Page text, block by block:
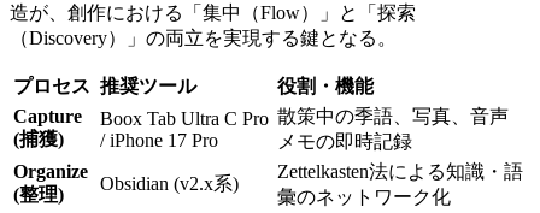
造が、創作における「集中（Flow）」と「探索
（Discovery）」の両立を実現する鍵となる。
プロセス 推奨ツール
役割・機能
Capture
(捕獲)
Boox Tab Ultra C Pro
/ iPhone 17 Pro
散策中の季語、写真、音声
メモの即時記録
Organize
(整理)
Obsidian (v2.x系)
Zettelkasten法による知識・語
彙のネットワーク化